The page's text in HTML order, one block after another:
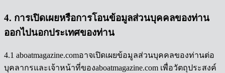
4. การเปิดเผยหรือการโอนข้อมูลส่วนบุคคลของท่าน
ออกไปนอกประเทศของท่าน
4.1 aboatmagazine.comอาจเปิดเผยข้อมูลส่วนบุคคลของท่านต่อ
บุคลากรและเจ้าหน้าที่ของaboatmagazine.com เพื่อวัตถุประสงค์